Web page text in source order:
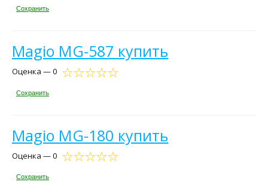
Сохранить
Magio MG-587 купить
Оценка — 0
Сохранить
Magio MG-180 купить
Оценка — 0
Сохранить